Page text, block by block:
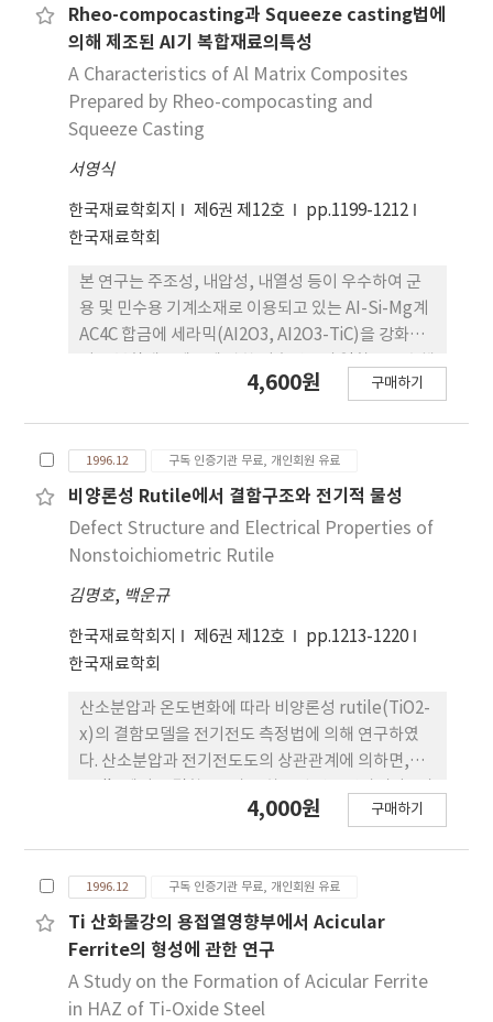
금/CoSi2/Cu3Si/Si였으며, 상부에 형성된 TiO2층은
산소 오염에 의한 것으로 밝혀졌다.
Rheo-compocasting과 Squeeze casting법에
의해 제조된 AI기 복합재료의특성
A Characteristics of Al Matrix Composites
Prepared by Rheo-compocasting and
Squeeze Casting
서영식
한국재료학회지 제6권 제12호
pp.1199-1212
한국재료학회
본 연구는 주조성, 내압성, 내열성 등이 우수하여 군
용 및 민수용 기계소재로 이용되고 있는 AI-Si-Mg계
AC4C 합금에 세라믹(AI2O3, AI2O3-TiC)을 강화시
하였다. 연구내용은 세라믹 강화재의 젖음성을 높이
자전연소합성법에 의해 AI2O3-TiC 다공성 pellet을
제조하여, 이들 강화재와 AC4C 기지금속을 이용하여
고대-compocasting 및 squeeze casting법으로
복합재료를 제조하고 미세조직, 계면생성물, 기계적
compocasting법에 의해 제조된 AI2O3Ni 입자 강
화 복합재료에서 강화재들은 응집체로 존재하지 않고
비교적 균일하게 분산되었고 AI2O3-TiC 강화재를 이
지금속과 강화재의 젖음성이 향상되었다.
4,600원 구매하기
1996.12 구독 인증기관 무료, 개인회원 유료
비양론성 Rutile에서 결함구조와 전기적 물성
Defect Structure and Electrical Properties of
Nonstoichiometric Rutile
김명호, 백운규
한국재료학회지 제6권 제12호
pp.1213-1220
한국재료학회
산소분압과 온도변화에 따라 비양론성 rutile(TiO2-
x)의 결함모델을 전기전도 측정법에 의해 연구하였
다. 산소분압과 전기전도도의 상관관계에 의하면,
로 하전된 침입형 티타늄이온이다. 1170˚C이상의 온
전된 산소빈자리가 주된 결함이었다. rutile의 전기전
도 실험에서 제안된 결함모델은 본 연구팀이 O18추
적자 확산실험에 의해 제안하였던 결과치와 일치하였
다.
4,000원 구매하기
1996.12 구독 인증기관 무료, 개인회원 유료
Ti 산화물강의 용접열영향부에서 Acicular
Ferrite의 형성에 관한 연구
A Study on the Formation of Acicular Ferrite
in HAZ of Ti-Oxide Steel